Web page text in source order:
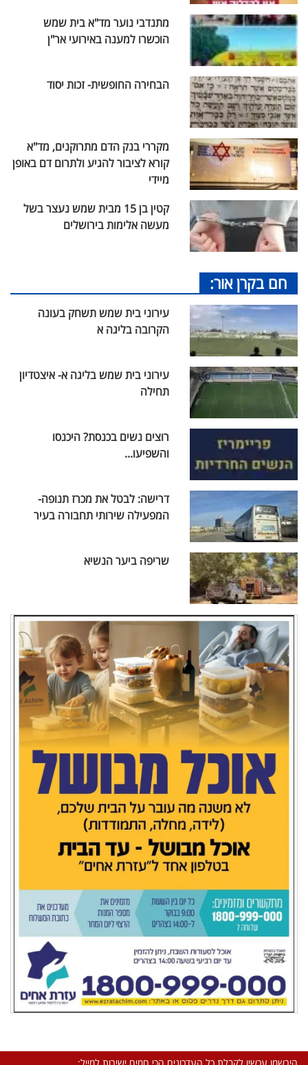
מתנדבי נוער מד"א בית שמש
הוכשרו למענה באירועי אר"ן
הבחירה החופשית- זכות יסוד
מקררי בנק הדם מתרוקנים, מד"א
קורא לציבור להגיע ולתרום דם באופן
מיידי
קטין בן 15 מבית שמש נעצר בשל
מעשה אלימות בירושלים
חם בקרן אור:
עירוני בית שמש תשחק בעונה
הקרובה בליגה א
עירוני בית שמש בליגה א- איצטדיון
תחילה
רוצים נשים בכנסת? היכנסו
והשפיעו...
דרישה: לבטל את מכרז תנופה-
המפעילה שירותי תחבורה בעיר
שריפה ביער הנשיא
הירשמו עכשיו לקבלת כל העדכונים הכי חמים ישירות למייל: